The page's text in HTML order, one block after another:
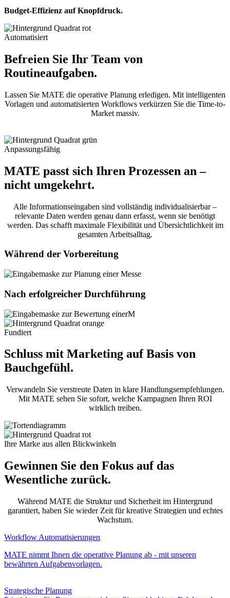
Budget-Effizienz auf Knopfdruck.
Automatisiert
Befreien Sie Ihr Team von
Routineaufgaben.
Lassen Sie MATE die operative Planung erledigen. Mit intelligenten
Vorlagen und automatisierten Workflows verkürzen Sie die Time-to-
Market massiv.
Anpassungsfähig
MATE passt sich Ihren Prozessen an –
nicht umgekehrt.
Alle Informationseingaben sind vollständig individualisierbar –
relevante Daten werden genau dann erfasst, wenn sie benötigt
werden. Das schafft maximale Flexibilität und Übersichtlichkeit im
gesamten Arbeitsalltag.
Während der Vorbereitung
Nach erfolgreicher Durchführung
Fundiert
Schluss mit Marketing auf Basis von
Bauchgefühl.
Verwandeln Sie verstreute Daten in klare Handlungsempfehlungen.
Mit MATE sehen Sie sofort, welche Kampagnen Ihren ROI
wirklich treiben.
Ihre Marke aus allen Blickwinkeln
Gewinnen Sie den Fokus auf das
Wesentliche zurück.
Während MATE die Struktur und Sicherheit im Hintergrund
garantiert, haben Sie wieder Zeit für kreative Strategien und echtes
Wachstum.
Workflow Automatisierungen
MATE nimmt Ihnen die operative Planung ab - mit unseren
bewährten Aufgabenvorlagen.
Strategische Planung